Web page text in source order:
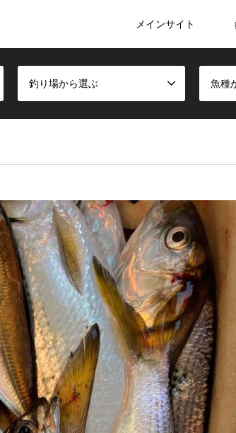
メインサイト
釣り場から選ぶ 魚種